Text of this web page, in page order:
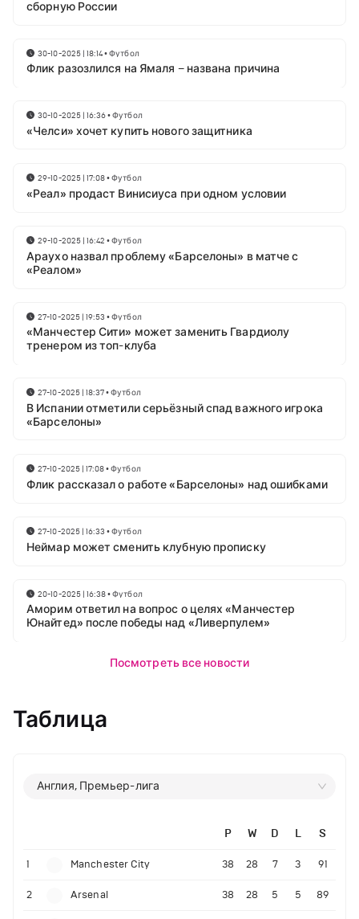
сборную России
30-10-2025 | 18:14•Футбол
Флик разозлился на Ямаля – названа причина
30-10-2025 | 16:36•Футбол
«Челси» хочет купить нового защитника
29-10-2025 | 17:08•Футбол
«Реал» продаст Винисиуса при одном условии
29-10-2025 | 16:42 •Футбол
Араухо назвал проблему «Барселоны» в матче с
«Реалом»
27-10-2025 | 19:53 •Футбол
«Манчестер Сити» может заменить Гвардиолу
тренером из топ-клуба
27-10-2025 | 18:37•Футбол
В Испании отметили серьёзный спад важного игрока
«Барселоны»
27-10-2025 | 17:08•Футбол
Флик рассказал о работе «Барселоны» над ошибками
27-10-2025 | 16:33 •Футбол
Неймар может сменить клубную прописку
20-10-2025 | 16:38•Футбол
Аморим ответил на вопрос о целях «Манчестер
Юнайтед» после победы над «Ливерпулем»
Посмотреть все новости
Таблица
Англия, Премьер-лига
P W D L S
1 Manchester City 38 28 7 3 91
2 Arsenal 38 28 5 5 89